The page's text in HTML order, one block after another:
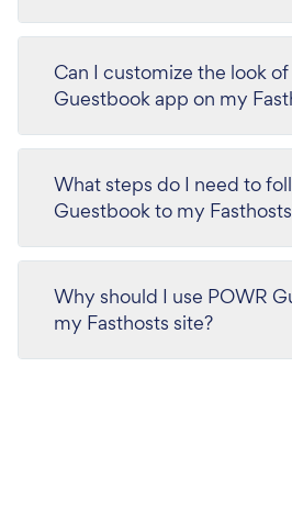
Can I customize the look
Guestbook app on my
What steps do I need to
Guestbook to my
Why should I use POWR
my Fasthosts site?